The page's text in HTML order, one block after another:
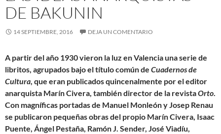
DE BAKUNIN
14 SEPTIEMBRE, 2016 DEJA UN COMENTARIO
A partir del año 1930 vieron la luz en Valencia una serie de
libritos, agrupados bajo el título común de Cuadernos de
Cultura, que eran publicados quincenalmente por el editor
anarquista Marín Civera, también director de la revistaOrto.
Con magníficas portadas de Manuel Monleón y Josep Renau
se publicaron pequeñas obras del propio Marín Civera, Isaac
Puente, Ángel Pestaña, Ramón J. Sender, José Viadíu,